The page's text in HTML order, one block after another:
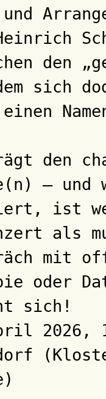
den
sich
den
– und
ist
als
mit
oder
sich!
2026,